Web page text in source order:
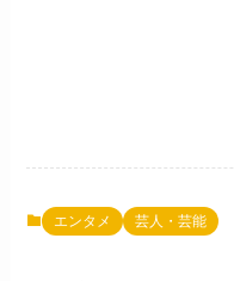
エンタメ 芸人・芸能